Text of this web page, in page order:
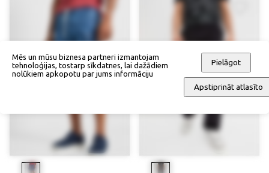
Mēs un mūsu biznesa partneri izmantojam
tehnoloģijas, tostarp sīkdatnes, lai dažādiem
nolūkiem apkopotu par jums informāciju
Pielāgot
Apstiprināt atlasīto